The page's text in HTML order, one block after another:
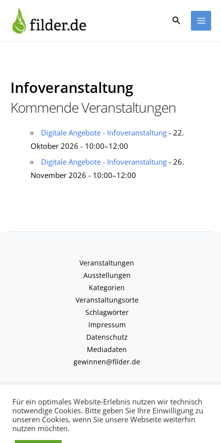
Inhalt
springen
Suchen
Infoveranstaltung
Kommende Veranstaltungen
Digitale Angebote - Infoveranstaltung - 22.
Oktober 2026 - 10:00–12:00
Digitale Angebote - Infoveranstaltung - 26.
November 2026 - 10:00–12:00
Veranstaltungen
Ausstellungen
Kategorien
Veranstaltungsorte
Schlagwörter
Impressum
Datenschutz
Mediadaten
gewinnen@filder.de
Copyright © 2026 kulturkalender-filder.de | Powered by kulturkalender-
Für ein optimales Website-Erlebnis nutzen wir technisch
notwendige Cookies. Bitte geben Sie Ihre Einwilligung zu
unseren Cookies, wenn Sie unsere Webseite weiterhin
nutzen möchten.